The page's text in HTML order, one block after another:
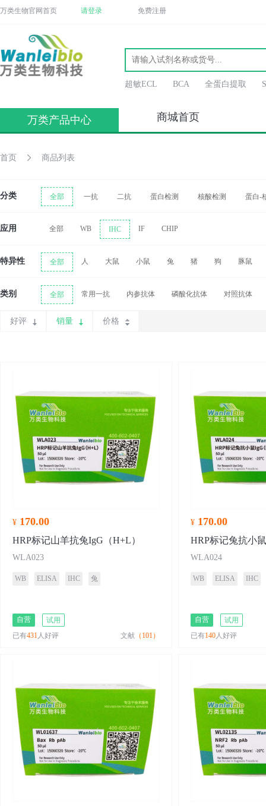
万类生物官网首页 请登录 免费注册
超敏ECL BCA 全蛋白提取
万类产品中心 商城首页
首页 商品列表
分类 全部 一抗 二抗 蛋白检测 核酸检测 蛋白-
应用 全部 WB IHC IF CHIP
特异性 全部 人 大鼠 小鼠 兔 猪 狗 豚鼠
类别 全部 常用一抗 内参抗体 磷酸化抗体 对照抗体
好评 销量 价格
¥ 170.00
HRP标记山羊抗兔IgG（H+L）
WLA023
WB ELISA IHC 兔
自营
试用
已有431人好评 文献 （101）
¥ 170.00
HRP标记兔抗小
WLA024
WB ELISA IHC
自营
试用
已有140人好评